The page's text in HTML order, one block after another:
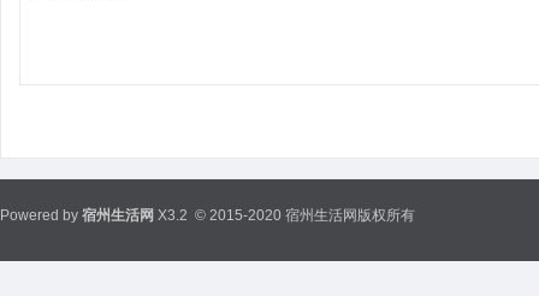
Powered by 宿州生活网 X3.2 © 2015-2020 宿州生活网版权所有